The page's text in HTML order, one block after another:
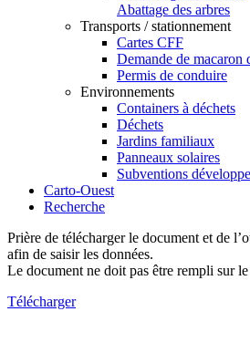
Abattage des arbres
Transports / stationnement
Cartes CFF
Demande de macaron
Permis de conduire
Environnements
Containers à déchets
Déchets
Jardins familiaux
Panneaux solaires
Subventions
Carto-Ouest
Recherche
Prière de télécharger le document et de
afin de saisir les données.
Le document ne doit pas être rempli sur
Télécharger